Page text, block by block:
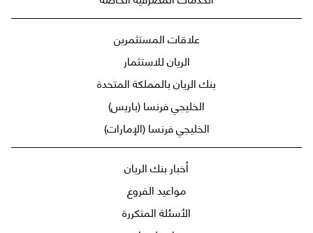
أخبار بنك الريان
مواعيد الفروع
الأسئلة المتكررة
علاقات المستثمرين
الريان للاستثمار
بنك الريان بالمملكة المتحدة
الخليجي فرنسا (باريس)
الخليجي فرنسا (الإمارات)